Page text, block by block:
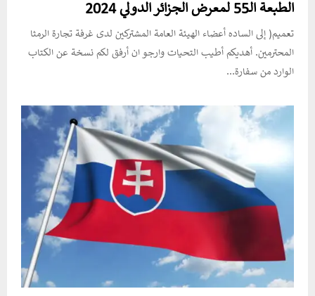
الطبعة الـ55 لمعرض الجزائر الدولي 2024
تعميم( إلى الساده أعضاء الهيئة العامة المشتركين لدى غرفة تجارة الرمثا
المحترمين. أهديكم أطيب التحيات وارجو ان أرفق لكم نسخة عن الكتاب
الوارد من سفارة...